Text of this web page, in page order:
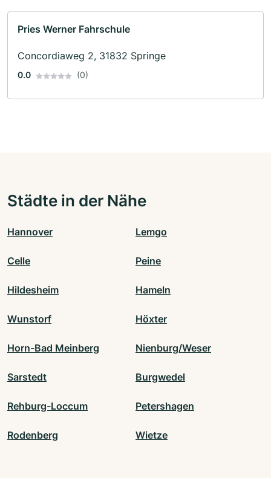
Pries Werner Fahrschule
Concordiaweg 2, 31832 Springe
0.0 (0)
Städte in der Nähe
Hannover Lemgo
Celle Peine
Hildesheim Hameln
Wunstorf Höxter
Horn-Bad Meinberg Nienburg/Weser
Sarstedt Burgwedel
Rehburg-Loccum Petershagen
Rodenberg Wietze